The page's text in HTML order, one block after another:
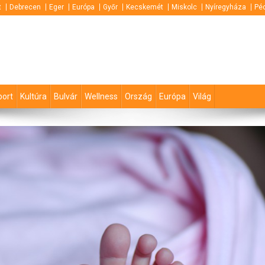
Debrecen Eger Európa Győr Kecskemét Miskolc Nyíregyháza
Kultúra Bulvár Wellness Ország Európa Világ